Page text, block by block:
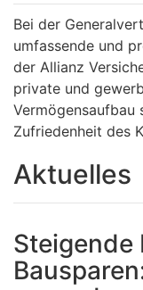
Bei der
umfassende und
der Allianz
private und
Vermögensaufbau
Zufriedenheit des
Aktuelles
Steigende